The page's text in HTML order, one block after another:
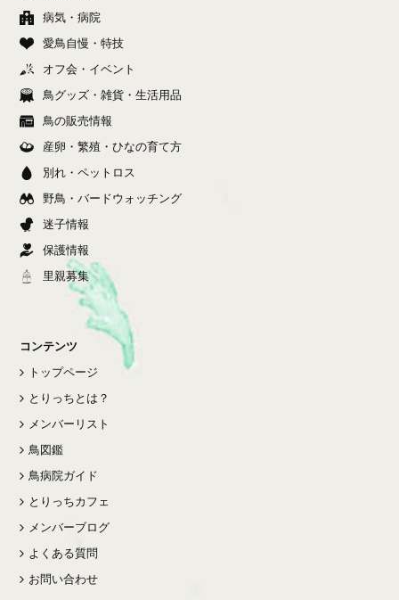
病気・病院
愛鳥自慢・特技
オフ会・イベント
鳥グッズ・雑貨・生活用品
鳥の販売情報
産卵・繁殖・ひなの育て方
別れ・ペットロス
野鳥・バードウォッチング
迷子情報
保護情報
里親募集
コンテンツ
トップページ
とりっちとは？
メンバーリスト
鳥図鑑
鳥病院ガイド
とりっちカフェ
メンバーブログ
よくある質問
お問い合わせ